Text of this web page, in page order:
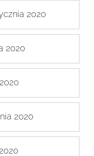
2020
2020
2020